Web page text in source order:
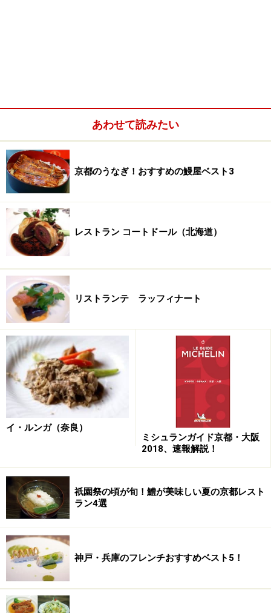
あわせて読みたい
京都のうなぎ！おすすめの鰻屋ベスト3
レストラン コートドール（北海道）
リストランテ ラッフィナート
イ・ルンガ（奈良）
ミシュランガイド京都・大阪
2018、速報解説！
祇園祭の頃が旬！鱧が美味しい夏の京都レスト
ラン4選
神戸・兵庫のフレンチおすすめベスト5！